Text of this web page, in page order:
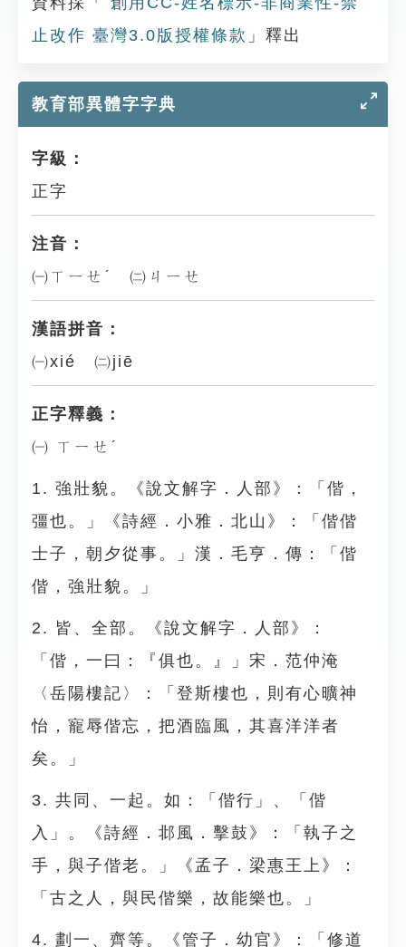
止改作 臺灣3.0版授權條款 」釋出
教育部異體字字典
字級：
正字
注音：
㈠ㄒㄧㄝˊ ㈡ㄐㄧㄝ
漢語拼音：
㈠xié ㈡jiē
正字釋義：
㈠ ㄒㄧㄝˊ
1. 強壯貌。《說文解字．人部》：「偕，
彊也。」《詩經．小雅．北山》：「偕偕
士子，朝夕從事。」漢．毛亨．傳：「偕
偕，強壯貌。」
2. 皆、全部。《說文解字．人部》：
「偕，一曰：『俱也。』」宋．范仲淹
〈岳陽樓記〉：「登斯樓也，則有心曠神
怡，寵辱偕忘，把酒臨風，其喜洋洋者
矣。」
3. 共同、一起。如：「偕行」、「偕
入」。《詩經．邶風．擊鼓》：「執子之
手，與子偕老。」《孟子．梁惠王上》：
「古之人，與民偕樂，故能樂也。」
4. 劃一、齊等。《管子．幼官》：「修道